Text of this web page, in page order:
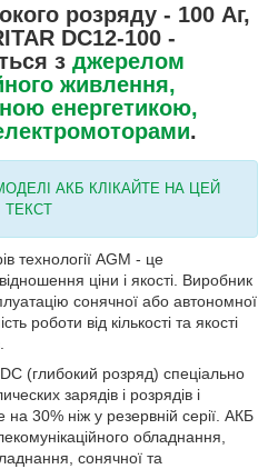
розряду - 100 Аг,
DC12-100 -
з джерелом
живлення,
енергетикою,
.
АКБ КЛІКАЙТЕ НА ЦЕЙ
ТЕКСТ
технології AGM - це
ціни і якості. Виробник
сонячної або автономної
роботи від кількості та якості
(глибокий розряд) спеціально
зарядів і розрядів і
на 30% ніж у резервній серії. АКБ
обладнання,
сонячної та